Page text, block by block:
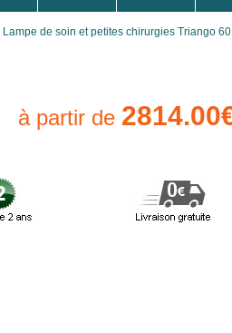
Lampe de soin et petites chirurgies Triango 60
à partir de